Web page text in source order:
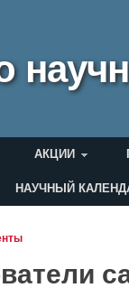
АКЦИИ
НАУЧНЫЙ